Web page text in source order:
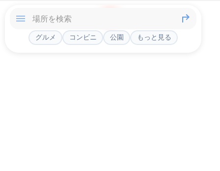
グルメ コンビニ 公園 もっと見る